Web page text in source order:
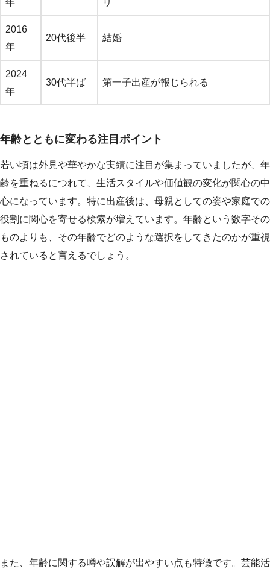
2016
年
20代後半 結婚
2024
年
30代半ば 第一子出産が報じられる
年齢とともに変わる注目ポイント
若い頃は外見や華やかな実績に注目が集まっていましたが、年
齢を重ねるにつれて、生活スタイルや価値観の変化が関心の中
心になっています。特に出産後は、母親としての姿や家庭での
役割に関心を寄せる検索が増えています。年齢という数字その
ものよりも、その年齢でどのような選択をしてきたのかが重視
されていると言えるでしょう。
また、年齢に関する噂や誤解が出やすい点も特徴です。芸能活